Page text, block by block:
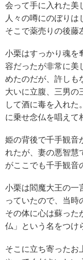
会って手に入れた美
人々の噂にのぼり
そこで薬売りの後藤
小栗はすっかり魂を
容だったが非常に美
めたのだが、許しも
大いに立腹、三男の
して酒に毒を入れた
に乗せ念仏を唱えて
姫の背後で千手観音
れたが、妻の悪智慧
がここでも千手観音
小栗は閻魔大王の一
っていたので、当時
その体に心は蘇った
仏」という名をつけ
そこに立ち寄ったお